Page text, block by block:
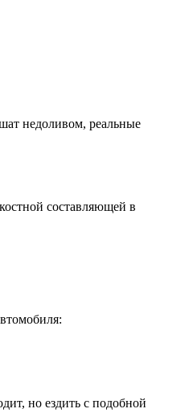
недоливом, реальные
составляющей в
но ездить с подобной